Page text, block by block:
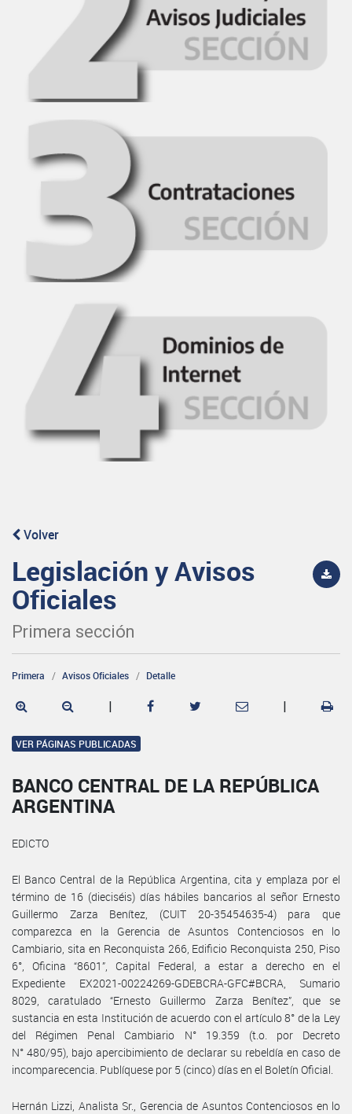
Volver
Legislación y Avisos
Oficiales
Primera sección
Primera Avisos Oficiales Detalle
| |
VER PÁGINAS PUBLICADAS
BANCO CENTRAL DE LA REPÚBLICA
ARGENTINA
EDICTO
El Banco Central de la República Argentina, cita y emplaza por el
término de 16 (dieciséis) días hábiles bancarios al señor Ernesto
Guillermo Zarza Benítez, (CUIT 20-35454635-4) para que
comparezca en la Gerencia de Asuntos Contenciosos en lo
Cambiario, sita en Reconquista 266, Edificio Reconquista 250, Piso
6°, Oficina “8601”, Capital Federal, a estar a derecho en el
Expediente EX2021-00224269-GDEBCRA-GFC#BCRA, Sumario
8029, caratulado “Ernesto Guillermo Zarza Benítez”, que se
sustancia en esta Institución de acuerdo con el artículo 8° de la Ley
del Régimen Penal Cambiario N° 19.359 (t.o. por Decreto
N° 480/95), bajo apercibimiento de declarar su rebeldía en caso de
incomparecencia. Publíquese por 5 (cinco) días en el Boletín Oficial.
Hernán Lizzi, Analista Sr., Gerencia de Asuntos Contenciosos en lo